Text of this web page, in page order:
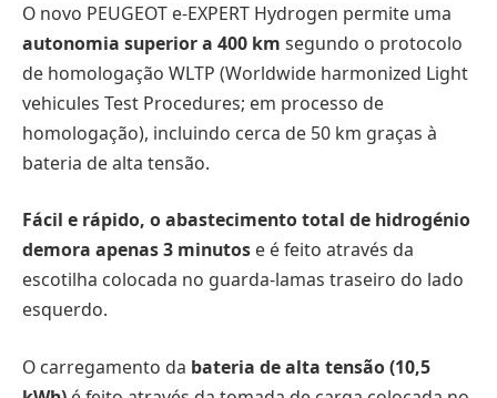
O novo PEUGEOT e-EXPERT Hydrogen permite uma
autonomia superior a 400 km segundo o protocolo
de homologação WLTP (Worldwide harmonized Light
vehicules Test Procedures; em processo de
homologação), incluindo cerca de 50 km graças à
bateria de alta tensão.
Fácil e rápido, o abastecimento total de hidrogénio
demora apenas 3 minutos e é feito através da
escotilha colocada no guarda-lamas traseiro do lado
esquerdo.
O carregamento da bateria de alta tensão (10,5